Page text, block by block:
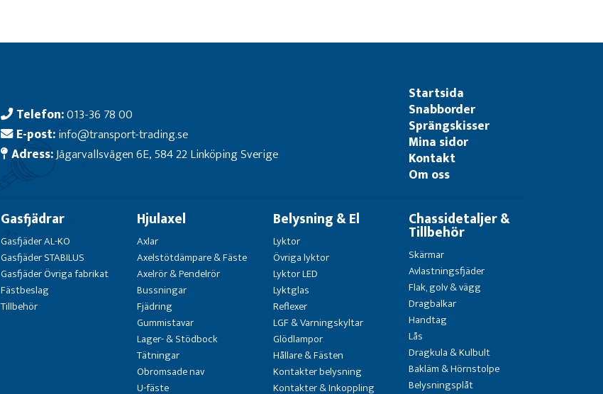
Telefon:013-36 78 00
E-post:info@transport-trading.se
Adress:Jägarvallsvägen 6E, 584 22 Linköping Sverige
Startsida
Snabborder
Sprängskisser
Mina sidor
Kontakt
Om oss
Gasfjädrar
Gasfjäder AL-KO
Gasfjäder STABILUS
Gasfjäder Övriga fabrikat
Fästbeslag
Tillbehör
Hjulaxel
Axlar
Axelstötdämpare & Fäste
Axelrör & Pendelrör
Bussningar
Fjädring
Gummistavar
Lager- & Stödbock
Tätningar
Obromsade nav
U-fäste
Belysning & El
Lyktor
Övriga lyktor
Lyktor LED
Lyktglas
Reflexer
LGF & Varningskyltar
Glödlampor
Hållare & Fästen
Kontakter belysning
Kontakter & Inkoppling
Chassidetaljer &
Tillbehör
Skärmar
Avlastningsfjäder
Flak, golv & vägg
Dragbalkar
Handtag
Lås
Dragkula & Kulbult
Bakläm & Hörnstolpe
Belysningsplåt